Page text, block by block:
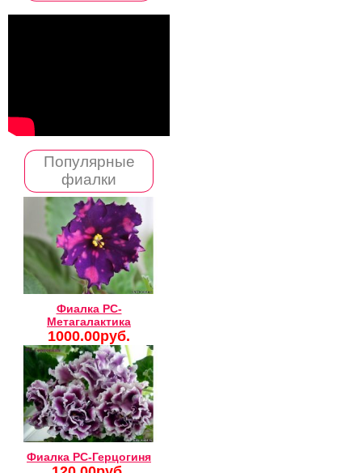
Популярные
фиалки
Фиалка РС-
Метагалактика
1000.00руб.
Фиалка РС-Герцогиня